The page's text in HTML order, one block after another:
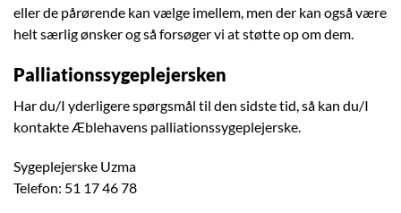
eller de pårørende kan vælge imellem, men der kan også være
helt særlig ønsker og så forsøger vi at støtte op om dem.
Palliationssygeplejersken
Har du/I yderligere spørgsmål til den sidste tid, så kan du/I
kontakte Æblehavens palliationssygeplejerske.
Sygeplejerske Uzma
Telefon: 51 17 46 78